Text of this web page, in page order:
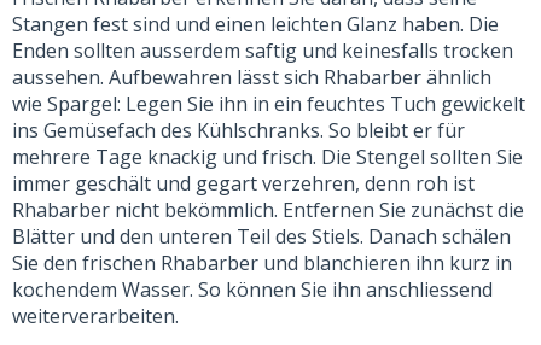
Stangen fest sind und einen leichten Glanz haben. Die
Enden sollten ausserdem saftig und keinesfalls trocken
aussehen. Aufbewahren lässt sich Rhabarber ähnlich
wie Spargel: Legen Sie ihn in ein feuchtes Tuch gewickelt
ins Gemüsefach des Kühlschranks. So bleibt er für
mehrere Tage knackig und frisch. Die Stengel sollten Sie
immer geschält und gegart verzehren, denn roh ist
Rhabarber nicht bekömmlich. Entfernen Sie zunächst die
Blätter und den unteren Teil des Stiels. Danach schälen
Sie den frischen Rhabarber und blanchieren ihn kurz in
kochendem Wasser. So können Sie ihn anschliessend
weiterverarbeiten.